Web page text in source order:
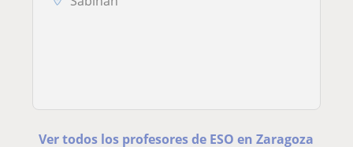
Ver todos los profesores de ESO en Zaragoza